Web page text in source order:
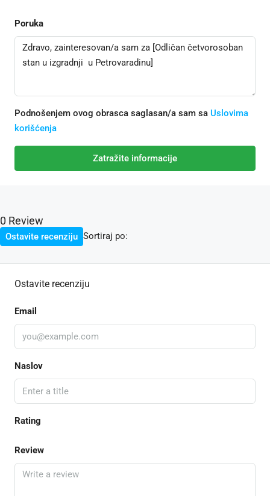
Poruka
Podnošenjem ovog obrasca saglasan/a sam sa Uslovima
korišćenja
Zatražite informacije
0 Review
Sortiraj po:
Ostavite recenziju
Ostavite recenziju
Email
Naslov
Rating
Review